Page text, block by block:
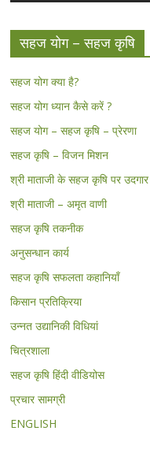
सहज योग – सहज कृषि
सहज योग क्या है?
सहज योग ध्यान कैसे करें ?
सहज योग – सहज कृषि – प्रेरणा
सहज कृषि – विजन मिशन
श्री माताजी के सहज कृषि पर उदगार
श्री माताजी – अमृत वाणी
सहज कृषि तकनीक
अनुसन्धान कार्य
सहज कृषि सफलता कहानियाँ
किसान प्रतिक्रिया
उन्नत उद्यानिकी विधियां
चित्रशाला
सहज कृषि हिंदी वीडियोस
प्रचार सामग्री
ENGLISH